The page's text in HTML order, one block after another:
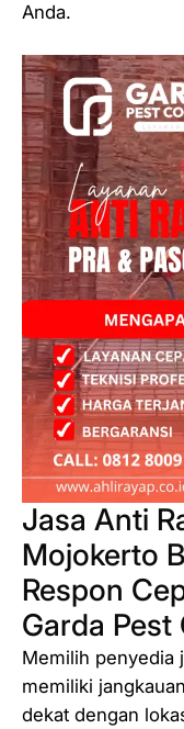
Anda.
Jasa Anti
Mojokerto
Respon
Garda Pest
Memilih penyedia
memiliki
dekat dengan